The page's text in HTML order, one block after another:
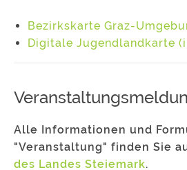
Bezirkskarte Graz-
Digitale Jugendlandkarte
Alle Informationen und
"Veranstaltung" finden Sie
des Landes Steiemark.